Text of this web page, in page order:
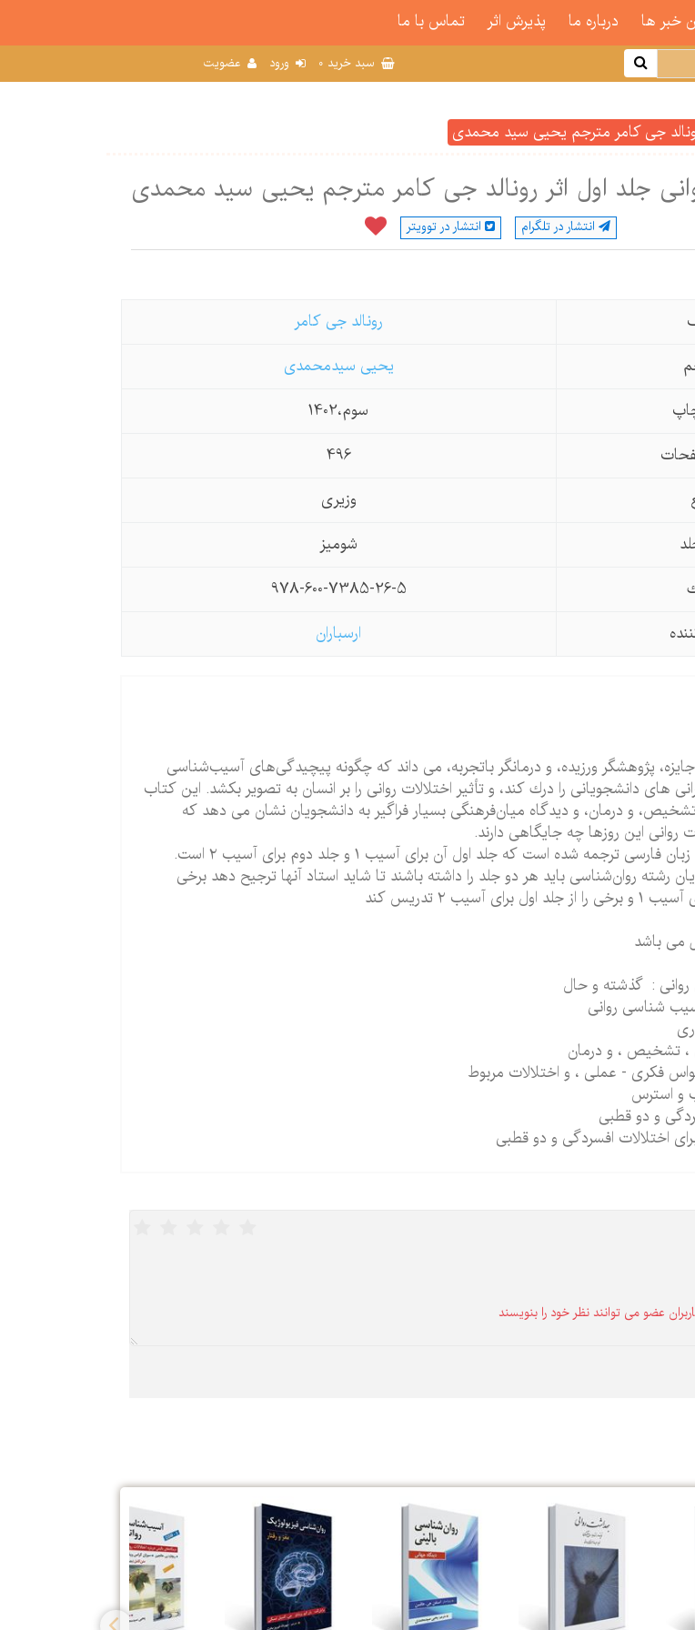
خبر ها درباره ما پذیرش اثر تماس با ما
سبد خرید 0 ورود عضویت
جی کامر مترجم یحیی سید محمدی
جلد اول اثر رونالد جی کامر مترجم یحیی سید محمدی
انتشار در تلگرام انتشار در توویتر
رونالد جی كامر
یحیی سیدمحمدی
سوم،1402
496
وزیری
شومیز
978-600-7385-26-5
ارسباران
جایزه، پژوهشگر ورزیده، و درمانگر باتجربه، می داند كه چگونه پیچیدگی‌های آسیب‌شناسی
های دانشجویانی را درك كند، و تأثیر اختلالات روانی را بر انسان به تصویر بكشد. این كتاب
و درمان، و دیدگاه میان‌فرهنگی بسیار فراگیر به دانشجویان نشان می دهد كه
روانی این روزها چه جایگاهی دارند.
این كتاب در دو جلد به زبان فارسی ترجمه شده است كه جلد اول آن برای آسیب ۱ و جلد دوم برای آسیب ۲ است.
رشته روان‌شناسی باید هر دو جلد را داشته باشند تا شاید استاد آنها ترجیح دهد برخی
اول برای آ
سیب ۲ تدریس كند
عضو می توانند نظر خود را بنویسند